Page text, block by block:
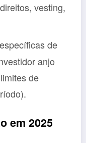
vesting,
de
anjo
de
em 2025